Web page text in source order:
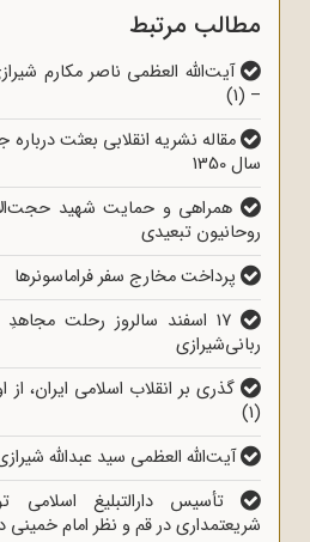
مطالب مرتبط
آیت‌الله العظمی ناصر مکارم
– (1)
مقاله نشریه انقلابی بعثت
سال 1350
همراهی و حمایت شهید
روحانیون تبعیدی
پرداخت مخارج سفر فراماسونرها
17 اسفند سالروز رحلت
ربانی‌شیرازی
(1)
آیت‌الله العظمی سید عبدالله شیرازی
تأسیس دارالتبلیغ
شریعتمداری در قم و نظر امام خمینی